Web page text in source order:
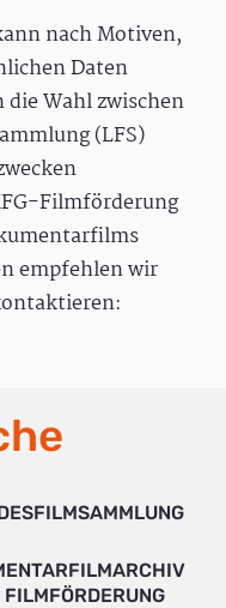
nach Motiven,
Daten
Wahl zwischen
(LFS)
Filmförderung
empfehlen wir
FILMFÖRDERUNG